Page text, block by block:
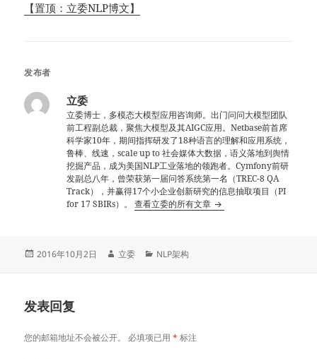
【置顶：立委NLP博文】
发布者
立委
立委博士，多模态大模型应用咨询师。出门问问大模型团队
前工程副总裁，聚焦大模型及其AIGC应用。Netbase前首席
科学家10年，期间指挥研发了18种语言的理解和应用系统，
鲁棒、线速，scale up to 社会媒体大数据，语义落地到舆情
挖掘产品，成为美国NLP工业落地的领跑者。Cymfony前研
发副总八年，曾荣获第一届问答系统第一名（TREC-8 QA
Track），并赢得17个小企业创新研究的信息抽取项目（PI
for 17 SBIRs）。查看立委的所有文章
发
2016年10月2日
作
立委
分
NLP架构
发表回复
您的邮箱地址不会被公开。 必填项已用* 标注